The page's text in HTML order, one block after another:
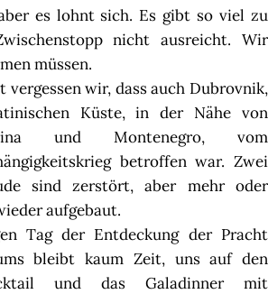
es lohnt sich. Es gibt so viel zu
nicht ausreicht. Wir
müssen.
vergessen wir, dass auch Dubrovnik,
Küste, in der Nähe von
und Montenegro, vom
betroffen war. Zwei
sind zerstört, aber mehr oder
aufgebaut.
Tag der Entdeckung der Pracht
bleibt kaum Zeit, uns auf den
und das Galadinner mit